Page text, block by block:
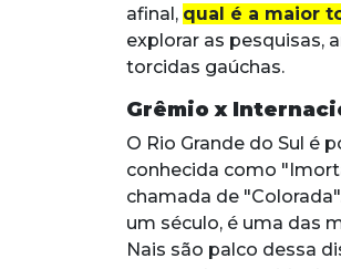
afinal, qual é a maior
explorar as pesquisas,
torcidas gaúchas.
Grêmio x
O Rio Grande do Sul é
conhecida como
chamada de
um século, é uma das
Nais são palco dessa